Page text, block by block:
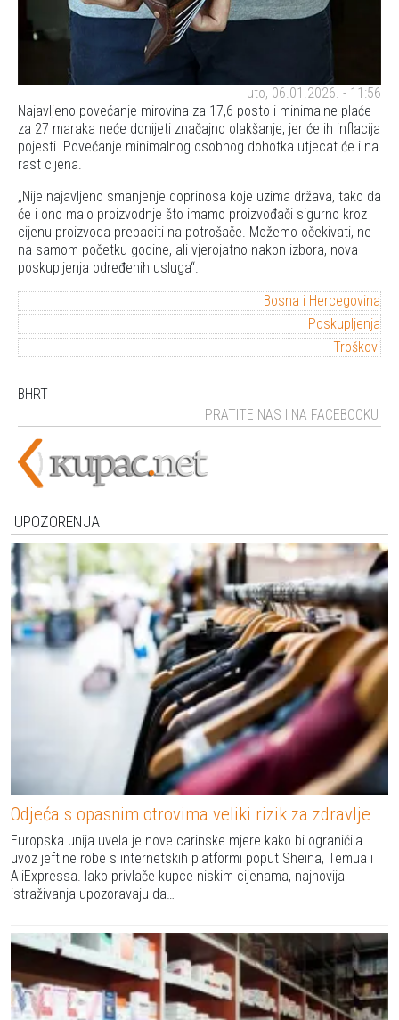
uto, 06.01.2026. - 11:56
Najavljeno povećanje mirovina za 17,6 posto i minimalne plaće
za 27 maraka neće donijeti značajno olakšanje, jer će ih inflacija
pojesti. Povećanje minimalnog osobnog dohotka utjecat će i na
rast cijena.
Nije najavljeno smanjenje doprinosa koje uzima država, tako da
će i ono malo proizvodnje što imamo proizvođači sigurno kroz
cijenu proizvoda prebaciti na potrošače. Možemo očekivati, ne
na samom početku godine, ali vjerojatno nakon izbora, nova
poskupljenja određenih usluga .
Bosna i Hercegovina
Poskupljenja
Troškovi
BHRT
PRATITE NAS I NA FACEBOOKU
UPOZORENJA
Odjeća s opasnim otrovima veliki rizik za zdravlje
Europska unija uvela je nove carinske mjere kako bi ograničila
uvoz jeftine robe s internetskih platformi poput Sheina, Temua i
AliExpressa. Iako privlače kupce niskim cijenama, najnovija
istraživanja upozoravaju da…